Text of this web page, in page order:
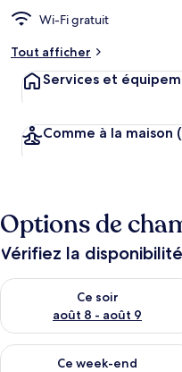
Wi-Fi gratuit
Tout afficher
Services et
Comme à la maison
Options de
Vérifiez la
Ce soir
août 8 - août 9
Vérifier la disponibilité pour
Ce week-end
Vérifier la disponibilité pour